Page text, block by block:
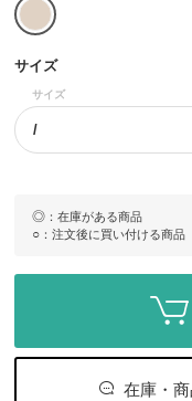
サイズ
サイズ
/
◎ ：在庫がある商品
○ ：注文後に買い付ける商品
在庫・